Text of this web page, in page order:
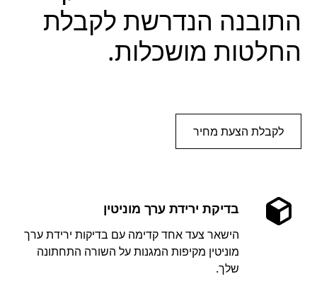
התובנה הנדרשת לקבלת
החלטות מושכלות.
לקבלת הצעת מחיר
בדיקת ירידת ערך מוניטין
הישאר צעד אחד קדימה עם בדיקות ירידת ערך
מוניטין מקיפות המגנות על השורה התחתונה
שלך.